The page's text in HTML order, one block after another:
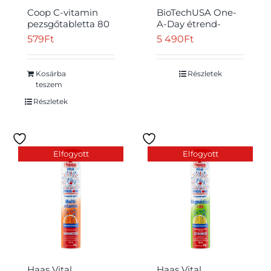
Coop C-vitamin
pezsgőtabletta 80
g
579Ft
Kosárba
teszem
Részletek
BioTechUSA One-
A-Day étrend-
kiegészítő tabletta
5 490Ft
Részletek
Elfogyott Elfogyott